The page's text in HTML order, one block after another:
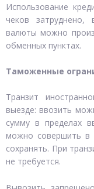
Использование
чеков
валюты можно
обменных пунктах.
Таможенные
Транзит
выезде: ввозить
сумму в пределах
можно совершить в
сохранять. При
не требуется.